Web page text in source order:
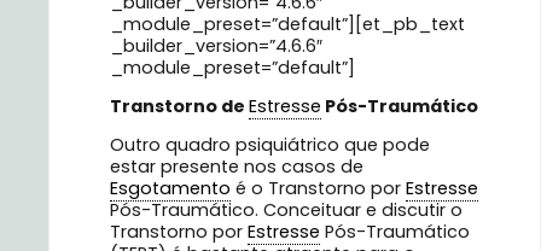
_module_preset=”default”][et_pb_text
_builder_version=”4.6.6″
_module_preset=”default”]
Transtorno de Estresse Pós-Traumático
Outro quadro psiquiátrico que pode
estar presente nos casos de
Esgotamento é o Transtorno por Estresse
Pós-Traumático. Conceituar e discutir o
Transtorno por Estresse Pós-Traumático